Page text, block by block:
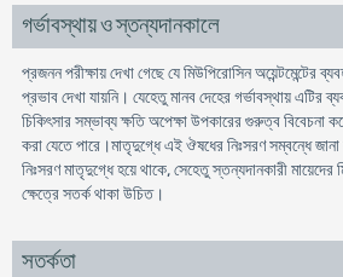
গর্ভাবস্থায় ও স্তন্যদানকালে
প্রজনন পরীক্ষায় দেখা গেছে যে মিউপিরোসিন অয়েন্টমেন্টের
প্রভাব দেখা যায়নি। যেহেতু মানব দেহের গর্ভাবস্থায় এটির
চিকিৎসার সম্ভাব্য ক্ষতি অপেক্ষা উপকারের গুরুত্ব বিবেচনা
করা যেতে পারে।মাতৃদুগ্ধে এই ঔষধের নিঃসরণ সম্বন্ধে
নিঃসরণ মাতৃদুগ্ধে হয়ে থাকে, সেহেতু স্তন্যদানকারী মায়েদের
ক্ষেত্রে সতর্ক থাকা উচিত।
সতর্কতা